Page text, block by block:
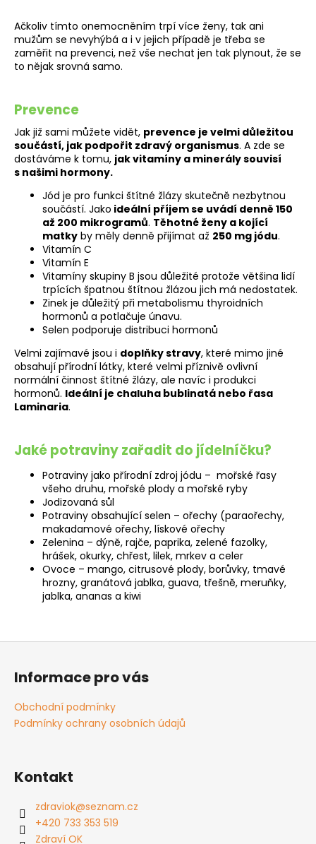
Ačkoliv tímto onemocněním trpí více ženy, tak ani
mužům se nevyhýbá a i v jejich případě je třeba se
zaměřit na prevenci, než vše nechat jen tak plynout, že se
to nějak srovná samo.
Prevence
Jak již sami můžete vidět, prevence je velmi důležitou
součástí, jak podpořit zdravý organismus. A zde se
dostáváme k tomu, jak vitamíny a minerály souvisí
s našimi hormony.
Jód je pro funkci štítné žlázy skutečně nezbytnou
součástí. Jako ideální příjem se uvádí denně 150
až 200 mikrogramů. Těhotné ženy a kojící
matky by měly denně přijímat až 250 mg jódu.
Vitamín C
Vitamín E
Vitamíny skupiny B jsou důležité protože většina lidí
trpících špatnou štítnou žlázou jich má nedostatek.
Zinek je důležitý při metabolismu thyroidních
hormonů a potlačuje únavu.
Selen podporuje distribuci hormonů
Velmi zajímavé jsou i doplňky stravy, které mimo jiné
obsahují přírodní látky, které velmi příznivě ovlivní
normální činnost štítné žlázy, ale navíc i produkci
hormonů. Ideální je chaluha bublinatá nebo řasa
Laminaria.
Jaké potraviny zařadit do jídelníčku?
Potraviny jako přírodní zdroj jódu – mořské řasy
všeho druhu, mořské plody a mořské ryby
Jodizovaná sůl
Potraviny obsahující selen – ořechy (paraořechy,
makadamové ořechy, lískové ořechy
Zelenina – dýně, rajče, paprika, zelené fazolky,
hrášek, okurky, chřest, lilek, mrkev a celer
Ovoce – mango, citrusové plody, borůvky, tmavé
hrozny, granátová jablka, guava, třešně, meruňky,
jablka, ananas a kiwi
Z
Informace pro vás
Obchodní podmínky
Podmínky ochrany osobních údajů
Kontakt
zdraviok@seznam.cz
+420 733 353 519
Zdraví OK